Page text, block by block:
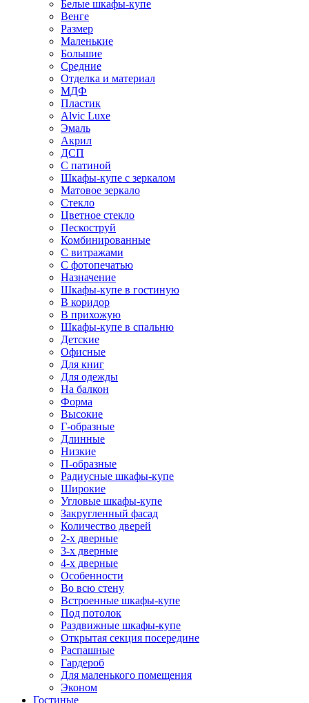
Белые шкафы-купе
Венге
Размер
Маленькие
Большие
Средние
Отделка и материал
МДФ
Пластик
Alvic Luxe
Эмаль
Акрил
ДСП
С патиной
Шкафы-купе с зеркалом
Матовое зеркало
Стекло
Цветное стекло
Пескоструй
Комбинированные
С витражами
С фотопечатью
Назначение
Шкафы-купе в гостиную
В коридор
В прихожую
Шкафы-купе в спальню
Детские
Офисные
Для книг
Для одежды
На балкон
Форма
Высокие
Г-образные
Длинные
Низкие
П-образные
Радиусные шкафы-купе
Широкие
Угловые шкафы-купе
Закругленный фасад
Количество дверей
2-х дверные
3-х дверные
4-х дверные
Особенности
Во всю стену
Встроенные шкафы-купе
Под потолок
Раздвижные шкафы-купе
Открытая секция посередине
Распашные
Гардероб
Для маленького помещения
Эконом
Гостиные